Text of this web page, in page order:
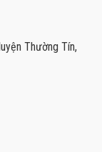
Thường Tín,